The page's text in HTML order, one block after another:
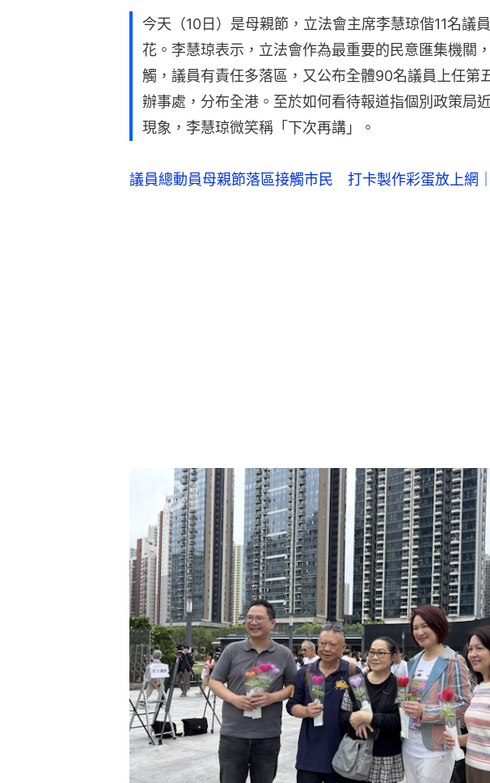
今天（10日）是母親節，立法會主席李慧琼偕11名議
花。李慧琼表示，立法會作為最重要的民意匯集機關
觸，議員有責任多落區，又公布全體90名議員上任第
辦事處，分布全港。至於如何看待報道指個別政策局
現象，李慧琼微笑稱「下次再講」。
議員總動員母親節落區接觸市民 打卡製作彩蛋放上網